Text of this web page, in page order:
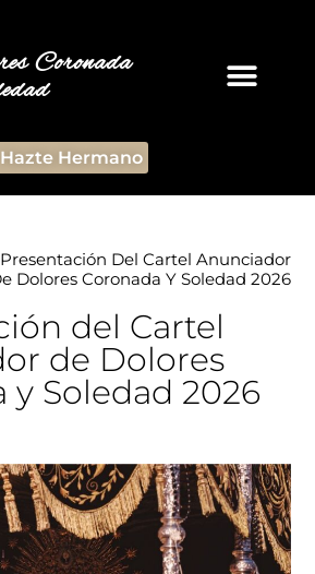
Coronada
Hazte Hermano
Presentación Del Cartel Anunciador
Dolores Coronada Y Soledad 2026
del Cartel
de Dolores
y Soledad 2026